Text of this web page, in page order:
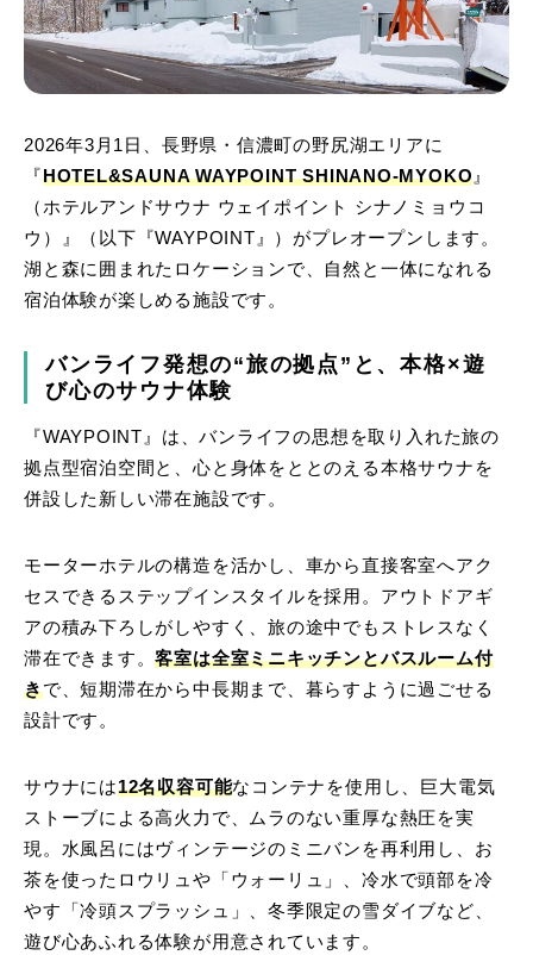
2026年3月1日、長野県・信濃町の野尻湖エリアに
『HOTEL&SAUNA WAYPOINT SHINANO-MYOKO』
（ホテルアンドサウナ ウェイポイント シナノミョウコ
ウ）』（以下『WAYPOINT』）がプレオープンします。
湖と森に囲まれたロケーションで、自然と一体になれる
宿泊体験が楽しめる施設です。
バンライフ発想の“旅の拠点”と、本格×遊
び心のサウナ体験
『WAYPOINT』は、バンライフの思想を取り入れた旅の
拠点型宿泊空間と、心と身体をととのえる本格サウナを
併設した新しい滞在施設です。
モーターホテルの構造を活かし、車から直接客室へアク
セスできるステップインスタイルを採用。アウトドアギ
アの積み下ろしがしやすく、旅の途中でもストレスなく
滞在できます。客室は全室ミニキッチンとバスルーム付
きで、短期滞在から中長期まで、暮らすように過ごせる
設計です。
サウナには12名収容可能なコンテナを使用し、巨大電気
ストーブによる高火力で、ムラのない重厚な熱圧を実
現。水風呂にはヴィンテージのミニバンを再利用し、お
茶を使ったロウリュや「ウォーリュ」、冷水で頭部を冷
やす「冷頭スプラッシュ」、冬季限定の雪ダイブなど、
遊び心あふれる体験が用意されています。